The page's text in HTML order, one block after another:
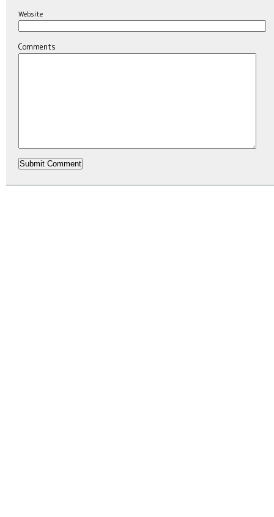
Website
Comments